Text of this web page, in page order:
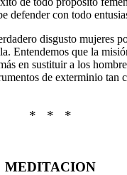
defender con todo
disgusto mujeres
Entendemos que la
en sustituir a los
de exterminio tan
* * *
MEDITACION